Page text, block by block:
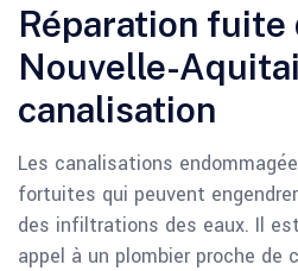
Réparation fuite
Nouvelle-
canalisation
Les canalisations
fortuites qui peuvent
des infiltrations des eaux. Il
appel à un plombier proche de